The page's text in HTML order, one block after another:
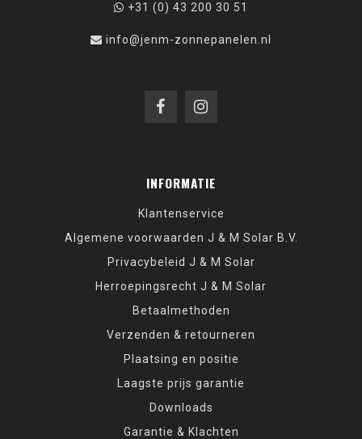
+31 (0) 43 200 30 51
info@jenm-zonnepanelen.nl
INFORMATIE
Klantenservice
Algemene voorwaarden J & M Solar B.V.
Privacybeleid J & M Solar
Herroepingsrecht J & M Solar
Betaalmethoden
Verzenden & retourneren
Plaatsing en positie
Laagste prijs garantie
Downloads
Garantie & Klachten